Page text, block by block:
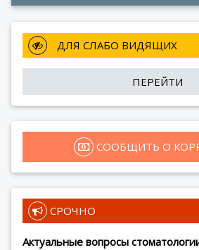
ДЛЯ СЛАБО ВИДЯЩИХ
ПЕРЕЙТИ
СООБЩИТЬ О
СРОЧНО
Актуальные вопросы